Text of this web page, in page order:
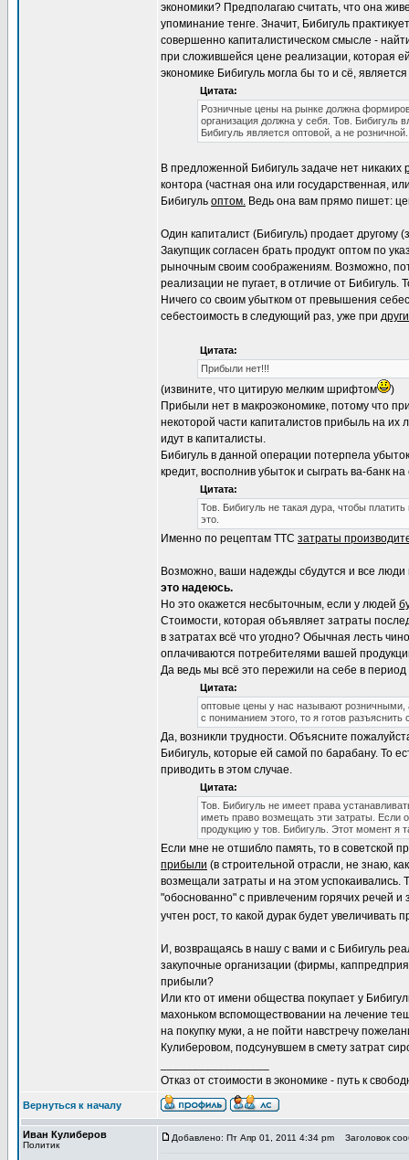
экономики? Предполагаю считать, что она
упоминание тенге. Значит, Бибигуль
совершенно капиталистическом смысле -
при сложившейся цене реализации, которая
экономике Бибигуль могла бы то и сё,
Цитата:
Розничные цены на рынке должна
организация должна у себя. Тов. Бибигуль
Бибигуль является оптовой, а не розничной.
В предложенной Бибигуль задаче нет никаких
контора (частная она или государственная,
Бибигуль оптом. Ведь она вам прямо пишет:
Один капиталист (Бибигуль) продает другому
Закупщик согласен брать продукт оптом по
рыночным своим соображениям. Возможно,
реализации не пугает, в отличие от Бибигуль.
Ничего со своим убытком от превышения
себестоимость в следующий раз, уже при
Цитата:
Прибыли нет!!!
(извините, что цитирую мелким шрифтом
)
Прибыли нет в макроэкономике, потому что
некоторой части капиталистов прибыль на
идут в капиталисты.
Бибигуль в данной операции потерпела
кредит, восполнив убыток и сыграть ва-банк
Цитата:
Тов. Бибигуль не такая дура, чтобы
это.
Именно по рецептам ТТС затраты
Возможно, ваши надежды сбудутся и все
это надеюсь.
Но это окажется несбыточным, если у людей
Стоимости, которая объявляет затраты
в затратах всё что угодно? Обычная лесть
оплачиваются потребителями вашей
Да ведь мы всё это пережили на себе в
Цитата:
оптовые цены у нас называют розничными,
с пониманием этого, то я готов
Да, возникли трудности. Объясните
Бибигуль, которые ей самой по барабану. То
приводить в этом случае.
Цитата:
Тов. Бибигуль не имеет права
иметь право возмещать эти затраты. Если
продукцию у тов. Бибигуль. Этот момент я
Если мне не отшибло память, то в советской
прибыли (в строительной отрасли, не знаю,
возмещали затраты и на этом успокаивались.
"обоснованно" с привлеченим горячих речей и
учтен рост, то какой дурак будет увеличивать
И, возвращаясь в нашу с вами и с Бибигуль
закупочные организации (фирмы,
прибыли?
Или кто от имени общества покупает у
махоньком вспомоществовании на лечение
на покупку муки, а не пойти навстречу
Кулиберовом, подсунувшем в смету затрат
Отказ от стоимости в экономике - путь к
Вернуться к началу
Иван Кулиберов
Политик
Добавлено: Пт Апр 01, 2011 4:34 pm Заголовок